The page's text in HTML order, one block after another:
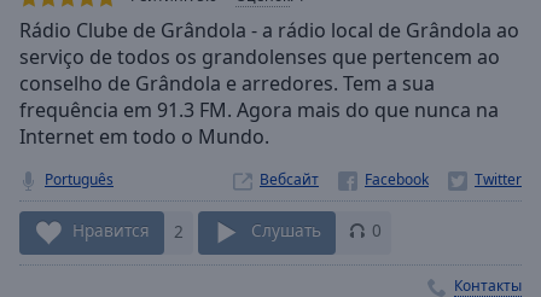
live,
currently
behind
LIVE
Remaining
Time-
1x
Playback
Rate
Rádio Clube de Grândola - a rádio local de Grândola ao
serviço de todos os grandolenses que pertencem ao
conselho de Grândola e arredores. Tem a sua
frequência em 91.3 FM. Agora mais do que nunca na
Internet em todo o Mundo.
Português Вебсайт
Нравится 2 Слушать 0
Контакты